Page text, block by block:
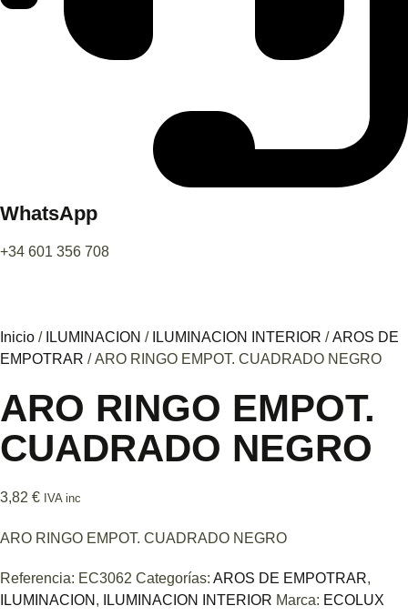
WhatsApp
+34 601 356 708
Inicio / ILUMINACION / ILUMINACION INTERIOR /AROS DE
EMPOTRAR / ARO RINGO EMPOT. CUADRADO NEGRO
ARO RINGO EMPOT.
CUADRADO NEGRO
3,82 € IVA inc
ARO RINGO EMPOT. CUADRADO NEGRO
Referencia: EC3062 Categorías: AROS DE EMPOTRAR,
ILUMINACION , ILUMINACION INTERIOR Marca: ECOLUX